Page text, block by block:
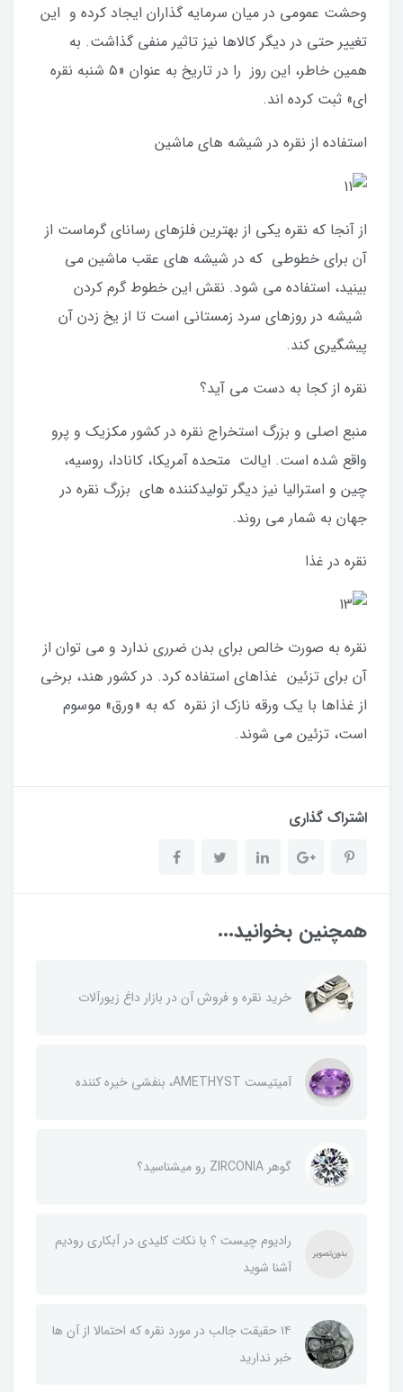
وحشت عمومی در میان سرمایه گذاران ایجاد کرده و این
تغییر حتی در دیگر کالاها نیز تاثیر منفی گذاشت. به
همین خاطر، این روز را در تاریخ به عنوان «۵ شنبه نقره
ای» ثبت کرده اند.
استفاده از نقره در شیشه های ماشین
از آنجا که نقره یکی از بهترین فلزهای رسانای گرماست از
آن برای خطوطی که در شیشه های عقب ماشین می
بینید، استفاده می شود. نقش این خطوط گرم کردن
شیشه در روزهای سرد زمستانی است تا از یخ زدن آن
پیشگیری کند.
نقره از کجا به دست می آید؟
منبع اصلی و بزرگ استخراج نقره در کشور مکزیک و پرو
واقع شده است. ایالت متحده آمریکا، کانادا، روسیه،
چین و استرالیا نیز دیگر تولیدکننده های بزرگ نقره در
جهان به شمار می روند.
نقره در غذا
نقره به صورت خالص برای بدن ضرری ندارد و می توان از
آن برای تزئین غذاهای استفاده کرد. در کشور هند، برخی
از غذاها با یک ورقه نازک از نقره که به «ورق» موسوم
است، تزئین می شوند.
اشتراک گذاری
همچنین بخوانید...
خرید نقره و فروش آن در بازار داغ زیورآلات
آمیتیست AMETHYST، بنفشی خیره کننده
گوهر ZIRCONIA رو میشناسید؟
رادیوم چیست ؟ با نکات کلیدی در آبکاری رودیم
آشنا شوید
۱۴ حقیقت جالب در مورد نقره که احتمالا از آن ها
خبر ندارید